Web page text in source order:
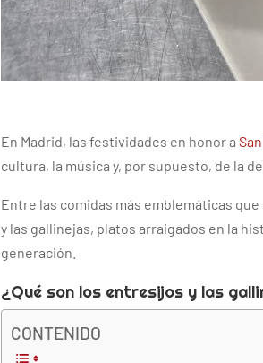
En Madrid, las festividades en honor a
cultura, la música y, por supuesto, de la
Entre las comidas más emblemáticas
y las gallinejas, platos arraigados en la
generación.
¿Qué son los entresijos y las
CONTENIDO